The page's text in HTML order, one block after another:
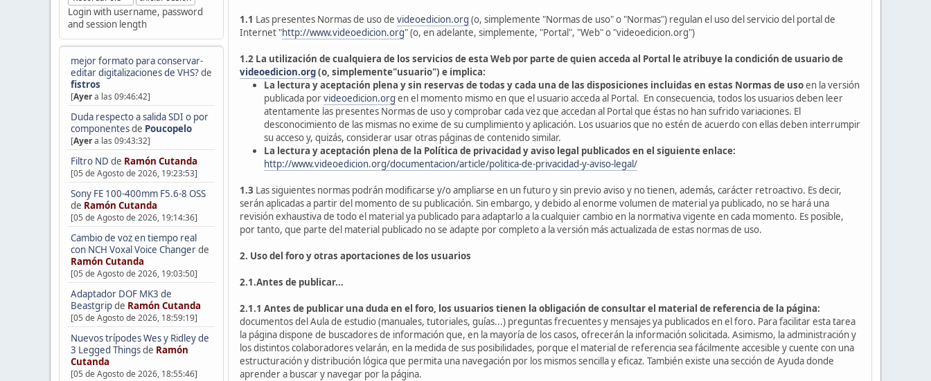
Login with username, password
and session length
mejor formato para conservar-
editar digitalizaciones de VHS?de
fistros
[Ayera las 09:46:42]
Duda respecto a salida SDI o por
componentesde Poucopelo
[Ayera las 09:43:32]
Filtro ND de Ramón Cutanda
[05 de Agosto de 2026, 19:23:53]
Sony FE 100-400mm F5.6-8 OSS
de Ramón Cutanda
[05 de Agosto de 2026, 19:14:36]
Cambio de voz en tiempo real
con NCH Voxal Voice Changerde
Ramón Cutanda
[05 de Agosto de 2026, 19:03:50]
Adaptador DOF MK3 de
Beastgripde Ramón Cutanda
[05 de Agosto de 2026, 18:59:19]
Nuevos trípodes Wes y Ridley de
3 Legged Thingsde Ramón
Cutanda
[05 de Agosto de 2026, 18:55:46]
1.1 Las presentes Normas de uso de videoedicion.org (o, simplemente "Normas de uso" o "Normas") regulan el uso del servicio del portal de
Internet "http://www.videoedicion.org" (o, en adelante, simplemente, "Portal", "Web" o "videoedicion.org")
1.2 La utilización de cualquiera de los servicios de esta Web por parte de quien acceda al Portal le atribuye la condición de usuario de
videoedicion.org(o, simplemente"usuario") e implica:
La lectura y aceptación plena y sin reservas de todas y cada una de las disposiciones incluidas en estas Normas de usoen la versión
publicada porvideoedicion.org en el momento mismo en que el usuario acceda al Portal. En consecuencia, todos los usuarios deben leer
atentamente las presentes Normas de uso y comprobar cada vez que accedan al Portal que éstas no han sufrido variaciones. El
desconocimiento de las mismas no exime de su cumplimiento y aplicación. Los usuarios que no estén de acuerdo con ellas deben interrumpir
su acceso y, quizás, considerar usar otras páginas de contenido similar.
La lectura y aceptación plena de la Política de privacidad y aviso legal publicados en el siguiente enlace:
http://www.videoedicion.org/documentacion/article/politica-de-privacidad-y-aviso-legal/
1.3 Las siguientes normas podrán modificarse y/o ampliarse en un futuro y sin previo aviso y no tienen, además, carácter retroactivo. Es decir,
serán aplicadas a partir del momento de su publicación. Sin embargo, y debido al enorme volumen de material ya publicado, no se hará una
revisión exhaustiva de todo el material ya publicado para adaptarlo a la cualquier cambio en la normativa vigente en cada momento. Es posible,
por tanto, que parte del material publicado no se adapte por completo a la versión más actualizada de estas normas de uso.
2. Uso del foro y otras aportaciones de los usuarios
2.1.Antes de publicar...
2.1.1 Antes de publicar una duda en el foro, los usuarios tienen la obligación de consultar el material de referencia de la página:
documentos del Aula de estudio (manuales, tutoriales, guías...) preguntas frecuentes y mensajes ya publicados en el foro. Para facilitar esta tarea
la página dispone de buscadores de información que, en la mayoría de los casos, ofrecerán la información solicitada. Asimismo, la administración y
los distintos colaboradores velarán, en la medida de sus posibilidades, porque el material de referencia sea fácilmente accesible y cuente con una
estructuración y distribución lógica que permita una navegación por los mismos sencilla y eficaz. También existe una sección de Ayuda donde
aprender a buscar y navegar por la página.